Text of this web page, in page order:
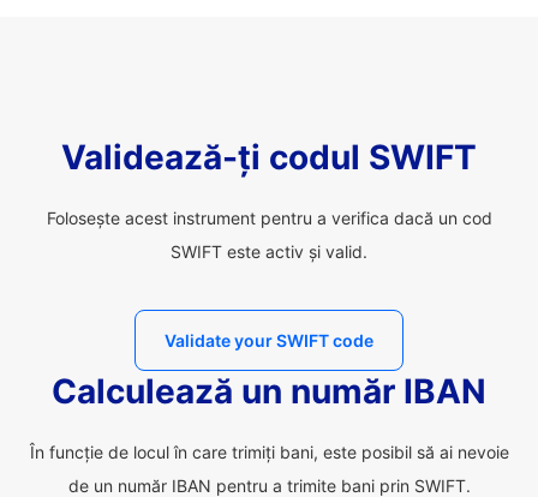
Validează-ți codul SWIFT
Folosește acest instrument pentru a verifica dacă un cod
SWIFT este activ și valid.
Validate your SWIFT code
Calculează un număr IBAN
În funcție de locul în care trimiți bani, este posibil să ai nevoie
de un număr IBAN pentru a trimite bani prin SWIFT.